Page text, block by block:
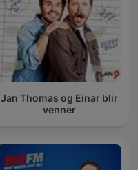
Jan Thomas og Einar blir
venner